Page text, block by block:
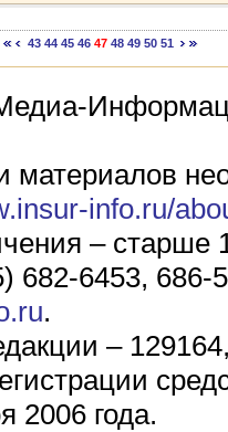
43 44 45 46 47 48 49 50 51
материалов
info.ru/
– старше
682-6453, 686-
.
–
2006 года.